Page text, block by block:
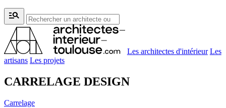
manage_search
Les architectes d'intérieur Les
artisans Les projets
CARRELAGE DESIGN
Carrelage